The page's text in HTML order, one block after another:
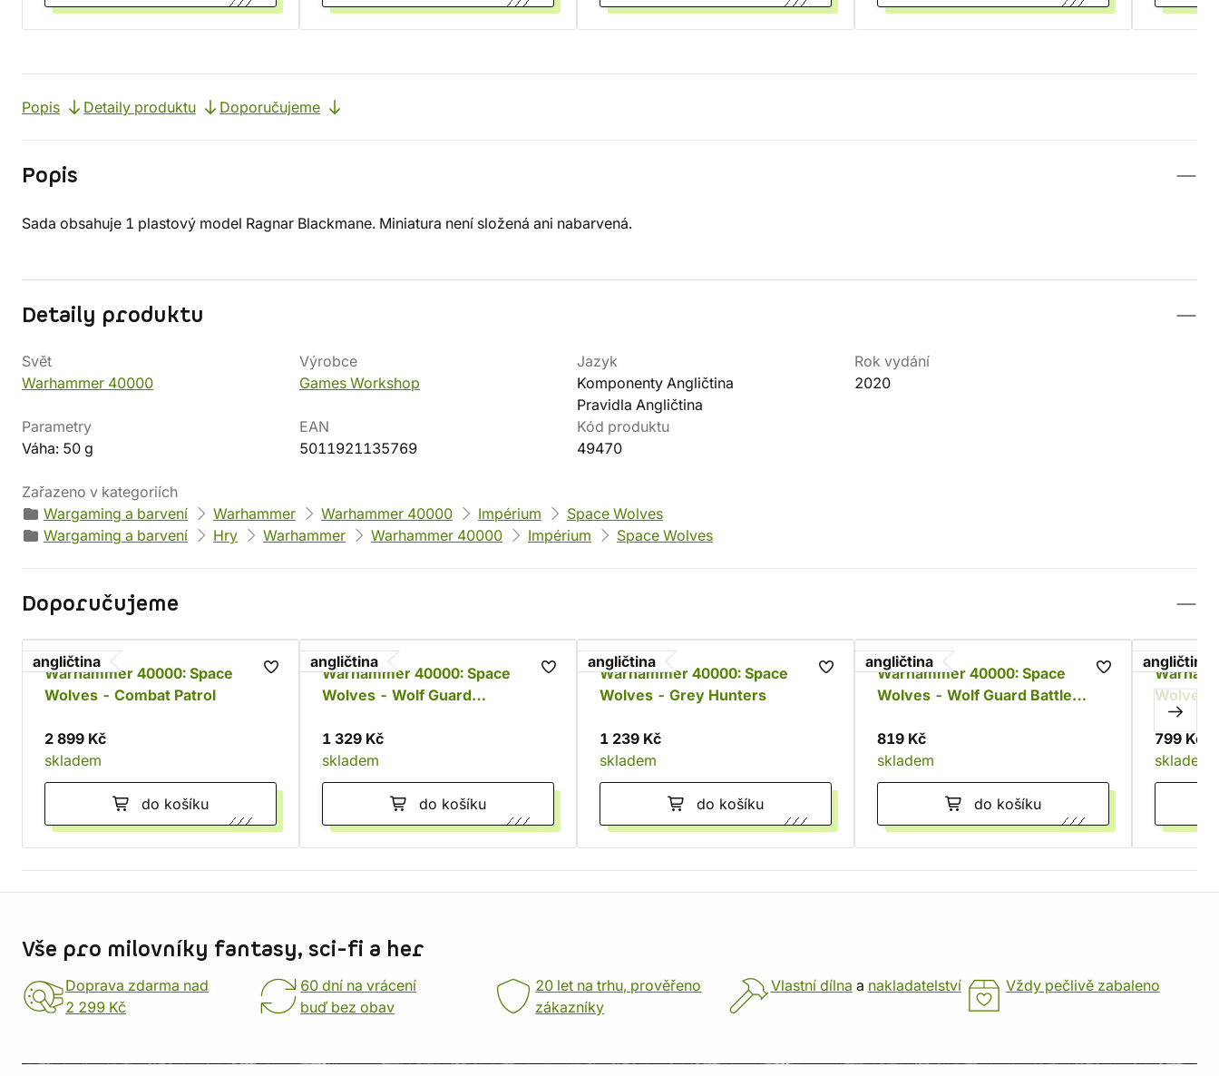
Popis Detaily produktu Doporučujeme
Popis
Sada obsahuje 1 plastový model Ragnar Blackmane. Miniatura není složená ani nabarvená.
Detaily produktu
Svět
Warhammer 40000
Výrobce
Games Workshop
Jazyk
Komponenty Angličtina
Pravidla Angličtina
Rok vydání
2020
Parametry
Váha: 50 g
EAN
5011921135769
Kód produktu
49470
Zařazeno v kategoriích
Wargaming a barvení
Warhammer Warhammer 40000 Impérium
Space Wolves
Wargaming a barvení
Hry Warhammer Warhammer 40000 Impérium Space Wolves
Doporučujeme
angličtina
Warhammer 40000: Space
Wolves - Combat Patrol
2 899 Kč
skladem
do košíku
angličtina
Warhammer 40000: Space
Wolves - Wolf Guard
1 329 Kč
skladem
do košíku
angličtina
Warhammer 40000: Space
Wolves - Grey Hunters
1 239 Kč
skladem
do košíku
angličtina
Warhammer 40000: Space
Wolves - Wolf Guard Battle
819 Kč
skladem
do košíku
angličtina
Wolves
799 Kč
skladem
Vše pro milovníky fantasy, sci-fi a her
Doprava zdarma nad
2 299 Kč
60 dní na vrácení
buď bez obav
20 let na trhu, prověřeno
zákazníky
Vlastní dílna a nakladatelství Vždy pečlivě zabaleno